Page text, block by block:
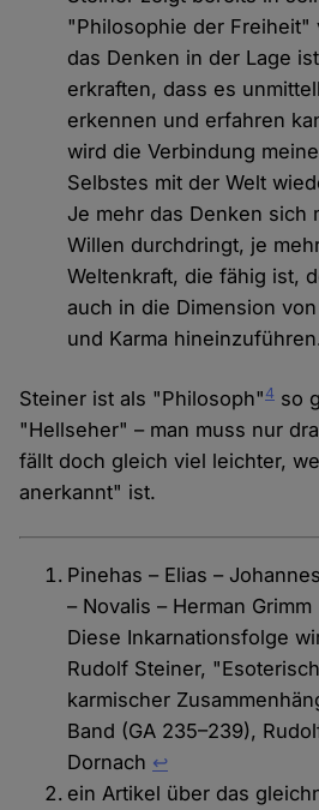
"Philosophie der Freiheit"
das Denken in der Lage
erkraften, dass es
erkennen und erfahren
wird die Verbindung
Selbstes mit der Welt
Je mehr das Denken sich
Willen durchdringt, je
Weltenkraft, die fähig ist,
auch in die Dimension
und Karma
Steiner ist als "Philosoph"4 so
"Hellseher" – man muss nur
fällt doch gleich viel leichter,
anerkannt" ist.
Pinehas – Elias –
– Novalis – Herman Grimm
Diese Inkarnationsfolge
Rudolf Steiner,
karmischer
Band (GA 235–239),
Dornach ↩
ein Artikel über das